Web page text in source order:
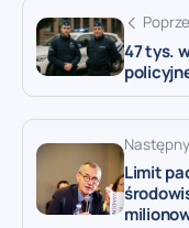
47 tys.
Limit